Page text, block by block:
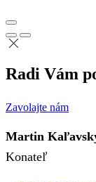
Radi Vám
Zavolajte nám
Martin
Konateľ